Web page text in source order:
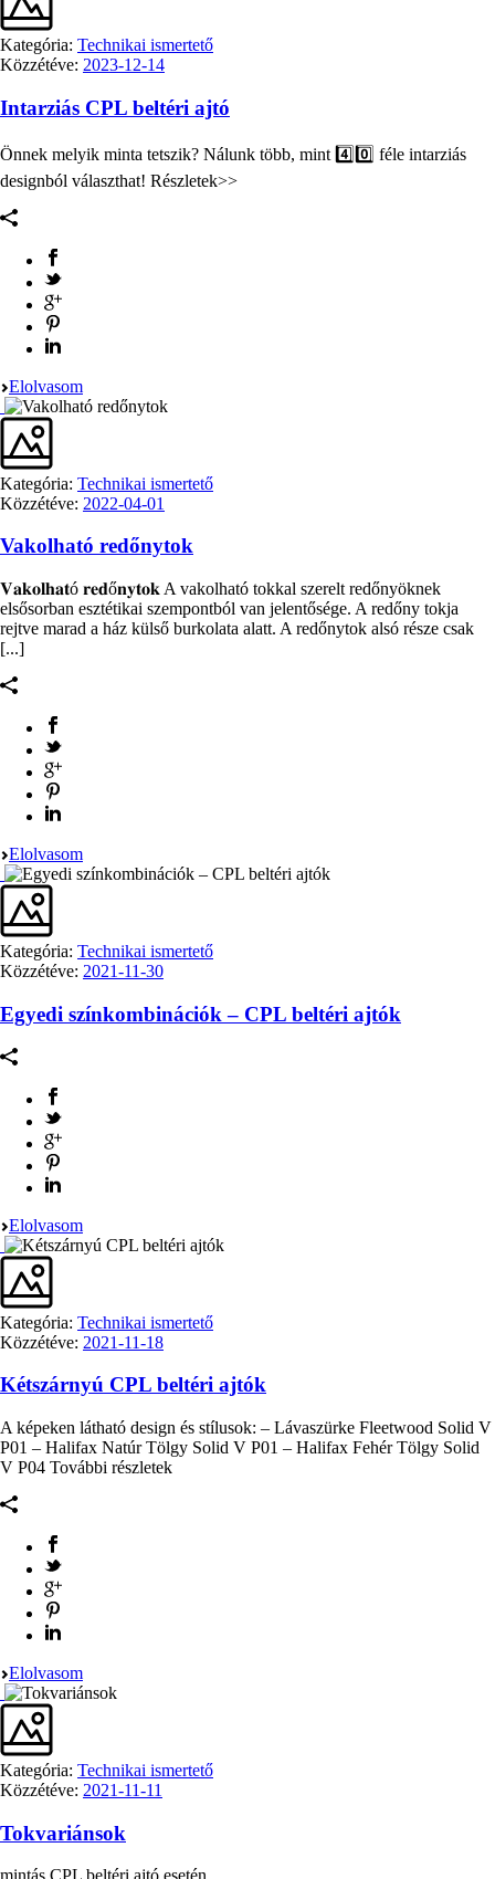
Kategória: Technikai ismertető
Közzétéve: 2023-12-14
Intarziás CPL beltéri ajtó
Önnek melyik minta tetszik? Nálunk több, mint 4️⃣0️⃣ féle intarziás
designból választhat! Részletek>>
Elolvasom
Kategória: Technikai ismertető
Közzétéve: 2022-04-01
Vakolható redőnytok
𝐕𝐚𝐤𝐨𝐥𝐡𝐚𝐭ó 𝐫𝐞𝐝ő𝐧𝐲𝐭𝐨𝐤 A vakolható tokkal szerelt redőnyöknek
elsősorban esztétikai szempontból van jelentősége. A redőny tokja
rejtve marad a ház külső burkolata alatt. A redőnytok alsó része csak
[...]
Elolvasom
Kategória: Technikai ismertető
Közzétéve: 2021-11-30
Egyedi színkombinációk – CPL beltéri ajtók
Elolvasom
Kategória: Technikai ismertető
Közzétéve: 2021-11-18
Kétszárnyú CPL beltéri ajtók
A képeken látható design és stílusok: – Lávaszürke Fleetwood Solid V
P01 – Halifax Natúr Tölgy Solid V P01 – Halifax Fehér Tölgy Solid
V P04 További részletek
Elolvasom
Kategória: Technikai ismertető
Közzétéve: 2021-11-11
Tokvariánsok